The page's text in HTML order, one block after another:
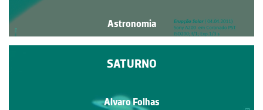
Astronomia
SATURNO
Alvaro Folhas